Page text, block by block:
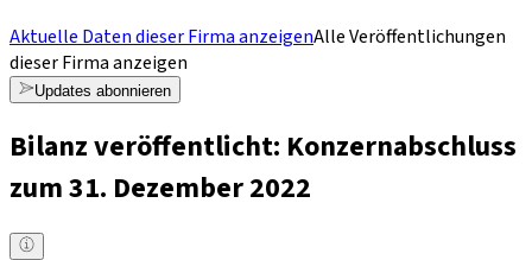
Aktuelle Daten dieser Firma anzeigenAlle Veröffentlichungen
dieser Firma anzeigen
Updates abonnieren
Bilanz veröffentlicht: Konzernabschluss
zum 31. Dezember 2022